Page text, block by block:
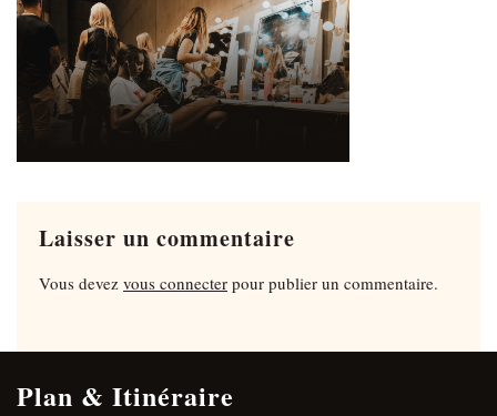
Laisser un commentaire
Vous devez vous connecter pour publier un commentaire.
Plan & Itinéraire